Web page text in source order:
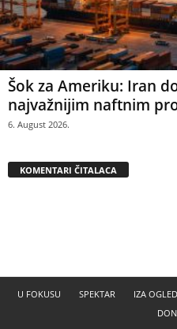
Šok za Ameriku: Iran
najvažnijim naftnim
6. August 2026.
KOMENTARI ČITALACA
U FOKUSU SPEKTAR IZA